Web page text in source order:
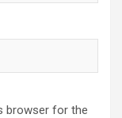
browser for the